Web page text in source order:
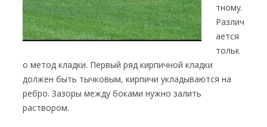
тному.
Различ
ается
тольк
о метод кладки. Первый ряд кирпичной кладки
должен быть тычковым, кирпичи укладываются на
ребро. Зазоры между боками нужно залить
раствором.